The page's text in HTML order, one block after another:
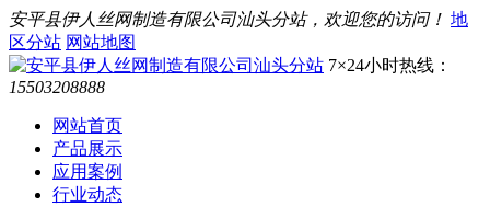
安平县伊人丝网制造有限公司汕头分站，欢迎您的访问！ 地
区分站 网站地图
7×24小时热线：
15503208888
网站首页
产品展示
应用案例
行业动态